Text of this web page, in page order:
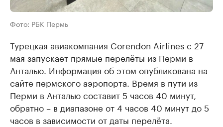
Фото: РБК Пермь
Турецкая авиакомпания Corendon Airlines с 27
мая запускает прямые перелёты из Перми в
Анталью. Информация об этом опубликована на
сайте пермского аэропорта. Время в пути из
Перми в Анталью составит 5 часов 40 минут,
обратно – в диапазоне от 4 часов 40 минут до 5
часов в зависимости от даты перелёта.